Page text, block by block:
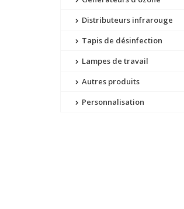
Distributeurs infrarouge
Tapis de désinfection
Lampes de travail
Autres produits
Personnalisation